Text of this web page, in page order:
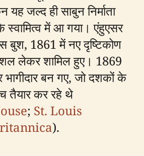
यह जल्द ही साबुन निर्माता
स्वामित्व में आ गया। एंहुएसर
बुश, 1861 में नए दृष्टिकोण
लेकर शामिल हुए। 1869
बन गए, जो दशकों के
तैयार कर रहे थे
; St. Louis
).